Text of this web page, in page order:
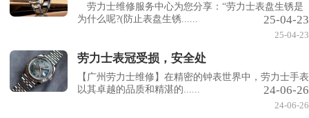
劳力士维修服务中心为您分享：“劳力士表盘生锈是
为什么呢?(防止表盘生锈......
25-04-23
25-04-23
劳力士表冠受损，安全处
【广州劳力士维修】在精密的钟表世界中，劳力士手表
以其卓越的品质和精湛的......
24-06-26
24-06-26